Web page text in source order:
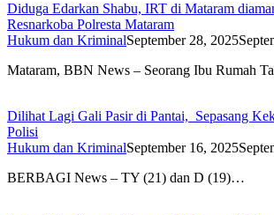
Diduga Edarkan Shabu, IRT di Mataram
Resnarkoba Polresta Mataram
Hukum dan KriminalSeptember 28, 2025
Mataram, BBN News – Seorang Ibu Rumah
Dilihat Lagi Gali Pasir di Pantai, Sepasang
Polisi
Hukum dan KriminalSeptember 16, 2025
BERBAGI News – TY (21) dan D (19)…